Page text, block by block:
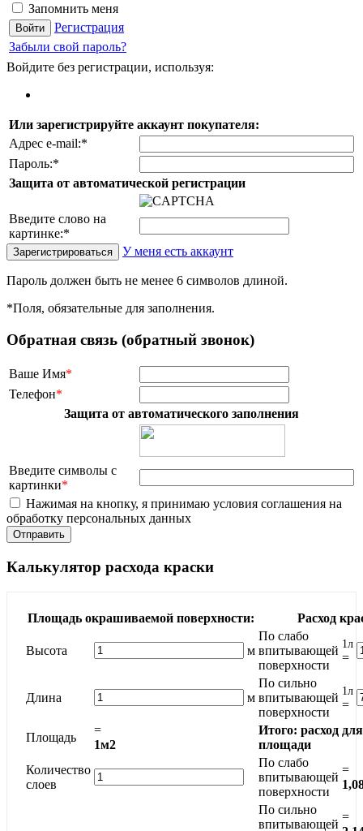
Запомнить меня
Регистрация
Забыли свой пароль?
Войдите без регистрации, используя:
Или зарегистрируйте аккаунт покупателя:
Адрес e-mail:*
Пароль:*
Защита от автоматической регистрации
Введите слово на
картинке:*
У меня есть аккаунт
Пароль должен быть не менее 6 символов длиной.
*Поля, обязательные для заполнения.
Обратная связь (обратный звонок)
Ваше Имя*
Телефон*
Защита от автоматического заполнения
Введите символы с
картинки*
Нажимая на кнопку, я принимаю условия соглашения на
обработку персональных данных
Калькулятор расхода краски
Площадь окрашиваемой поверхности: Расход
Высота м
По слабо
впитывающей
поверхности
1л
=
Длина м
По сильно
впитывающей
поверхности
1л
=
Площадь
=
1м2
Итого: расход
площади
Количество
слоев
По слабо
впитывающей
поверхности
=
По сильно
впитывающей
=